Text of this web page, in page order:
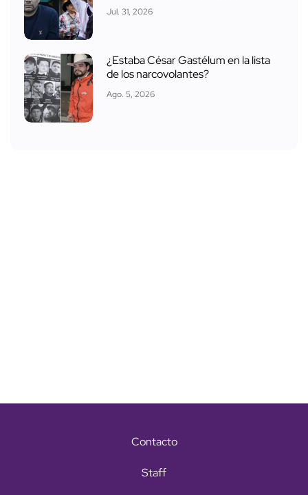
Jul. 31, 2026
¿Estaba César Gastélum en la lista
de los narcovolantes?
Ago. 5, 2026
Contacto
Staff